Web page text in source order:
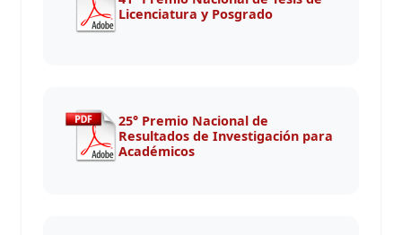
Licenciatura y Posgrado
25° Premio Nacional de
Resultados de Investigación para
Académicos